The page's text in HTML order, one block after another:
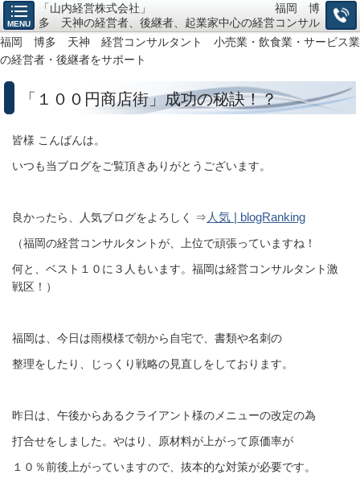
福岡 博多 天神 経営コンサルタント 小売業・飲食業・サービス業
の経営者・後継者をサポート
MENU
「山内経営株式会社」 福岡 博
多 天神の経営者、後継者、起業家中心の経営コンサル
タント、小売・飲食・サービス業の「経営戦略構築」か
ら「仕組作り」までお任せ下さい。
「１００円商店街」成功の秘訣！？
皆様 こんばんは。
いつも当ブログをご覧頂きありがとうございます。
良かったら、人気ブログをよろしく ⇒ 人気 | blogRanking
（福岡の経営コンサルタントが、上位で頑張っていますね！
何と、ベスト１０に３人もいます。福岡は経営コンサルタント激
戦区！）
福岡は、今日は雨模様で朝から自宅で、書類や名刺の
整理をしたり、じっくり戦略の見直しをしております。
昨日は、午後からあるクライアント様のメニューの改定の為
打合せをしました。やはり、原材料が上がって原価率が
１０％前後上がっていますので、抜本的な対策が必要です。